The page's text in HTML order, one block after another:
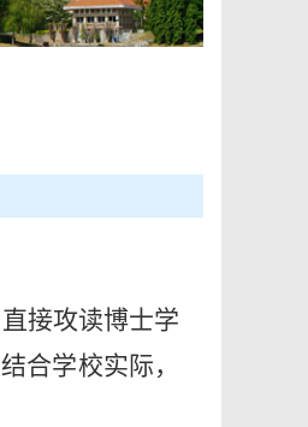
接攻读博士学
合学校实际，